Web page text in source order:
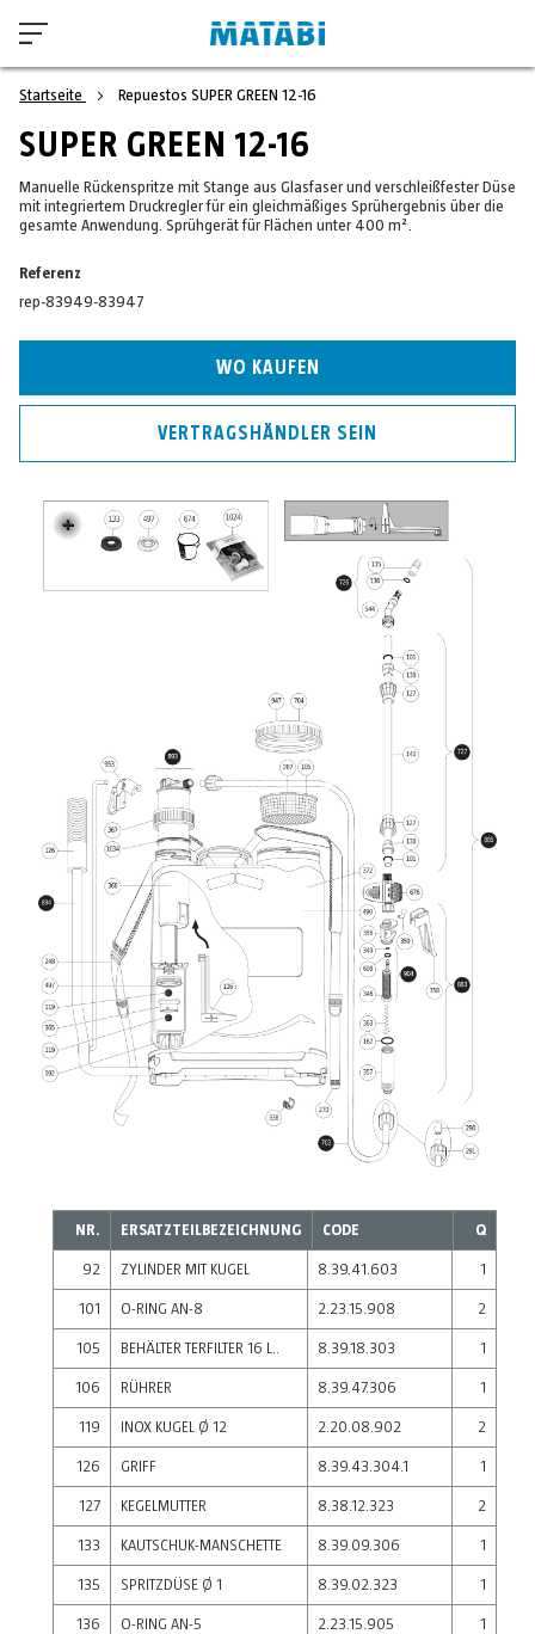
Startseite Repuestos SUPER GREEN 12-16
SUPER GREEN 12-16
Manuelle Rückenspritze mit Stange aus Glasfaser und verschleißfester Düse
mit integriertem Druckregler für ein gleichmäßiges Sprühergebnis über die
gesamte Anwendung. Sprühgerät für Flächen unter 400 m².
Referenz
rep-83949-83947
WO KAUFEN
VERTRAGSHÄNDLER SEIN
NR. ERSATZTEILBEZEICHNUNG CODE Q
92 ZYLINDER MIT KUGEL 8.39.41.603 1
101 O-RING AN-8 2.23.15.908 2
105 BEHÄLTER TERFILTER 16 L.. 8.39.18.303 1
106 RÜHRER 8.39.47.306 1
119 INOX KUGEL Ø 12 2.20.08.902 2
126 GRIFF 8.39.43.304.1 1
127 KEGELMUTTER 8.38.12.323 2
133 KAUTSCHUK-MANSCHETTE 8.39.09.306 1
135 SPRITZDÜSE Ø 1 8.39.02.323 1
136 O-RING AN-5 2.23.15.905 1